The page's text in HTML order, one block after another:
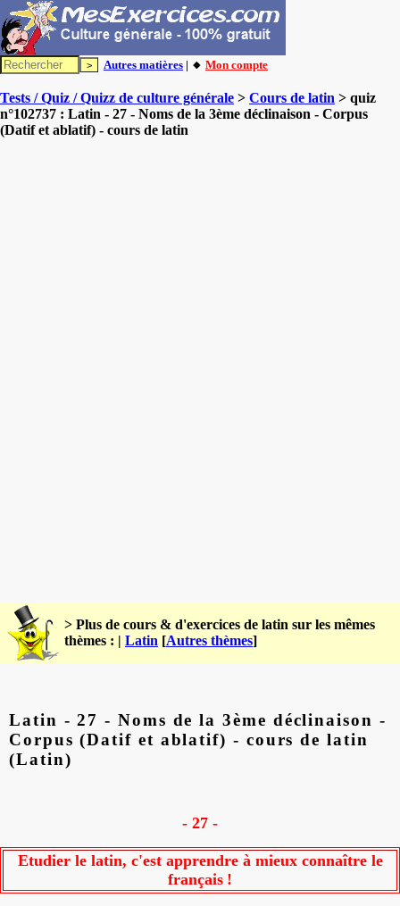
Autres matières | 🔸 Mon compte
Tests / Quiz / Quizz de culture générale > Cours de latin > quiz
n°102737 : Latin - 27 - Noms de la 3ème déclinaison - Corpus
(Datif et ablatif) - cours de latin
> Plus de cours & d'exercices de latin sur les mêmes
thèmes : | Latin [Autres thèmes]
Latin - 27 - Noms de la 3ème déclinaison -
Corpus (Datif et ablatif) - cours de latin
(Latin)
- 27 -
Etudier le latin, c'est apprendre à mieux connaître le
français !